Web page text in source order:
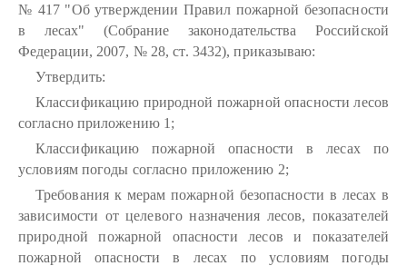
№ 417 "Об утверждении Правил пожарной безопасности
в лесах" (Собрание законодательства Российской
Федерации, 2007, № 28, ст. 3432), приказываю:
Утвердить:
Классификацию природной пожарной опасности лесов
согласно приложению 1;
Классификацию пожарной опасности в лесах по
условиям погоды согласно приложению 2;
Требования к мерам пожарной безопасности в лесах в
зависимости от целевого назначения лесов, показателей
природной пожарной опасности лесов и показателей
пожарной опасности в лесах по условиям погоды